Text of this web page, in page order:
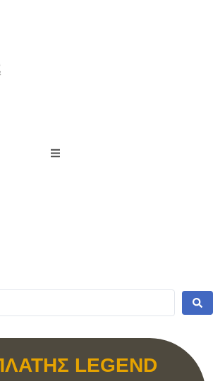
LEGEND